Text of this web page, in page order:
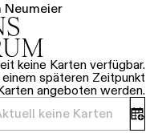
Neumeier
keine Karten verfügbar.
späteren Zeitpunkt
angeboten werden.
keine Karten